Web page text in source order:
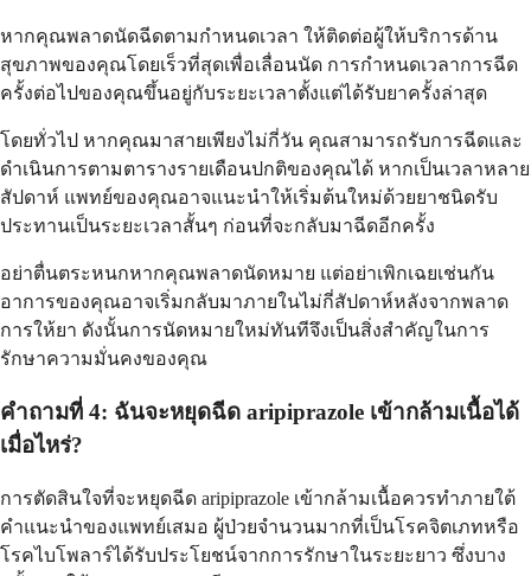
หากคุณพลาดนัดฉีดตามกำหนดเวลา ให้ติดต่อผู้ให้บริการด้าน
สุขภาพของคุณโดยเร็วที่สุดเพื่อเลื่อนนัด การกำหนดเวลาการฉีด
ครั้งต่อไปของคุณขึ้นอยู่กับระยะเวลาตั้งแต่ได้รับยาครั้งล่าสุด
โดยทั่วไป หากคุณมาสายเพียงไม่กี่วัน คุณสามารถรับการฉีดและ
ดำเนินการตามตารางรายเดือนปกติของคุณได้ หากเป็นเวลาหลาย
สัปดาห์ แพทย์ของคุณอาจแนะนำให้เริ่มต้นใหม่ด้วยยาชนิดรับ
ประทานเป็นระยะเวลาสั้นๆ ก่อนที่จะกลับมาฉีดอีกครั้ง
อย่าตื่นตระหนกหากคุณพลาดนัดหมาย แต่อย่าเพิกเฉยเช่นกัน
อาการของคุณอาจเริ่มกลับมาภายในไม่กี่สัปดาห์หลังจากพลาด
การให้ยา ดังนั้นการนัดหมายใหม่ทันทีจึงเป็นสิ่งสำคัญในการ
รักษาความมั่นคงของคุณ
คำถามที่ 4: ฉันจะหยุดฉีด aripiprazole เข้ากล้ามเนื้อได้
เมื่อไหร่?
การตัดสินใจที่จะหยุดฉีด aripiprazole เข้ากล้ามเนื้อควรทำภายใต้
คำแนะนำของแพทย์เสมอ ผู้ป่วยจำนวนมากที่เป็นโรคจิตเภทหรือ
โรคไบโพลาร์ได้รับประโยชน์จากการรักษาในระยะยาว ซึ่งบาง